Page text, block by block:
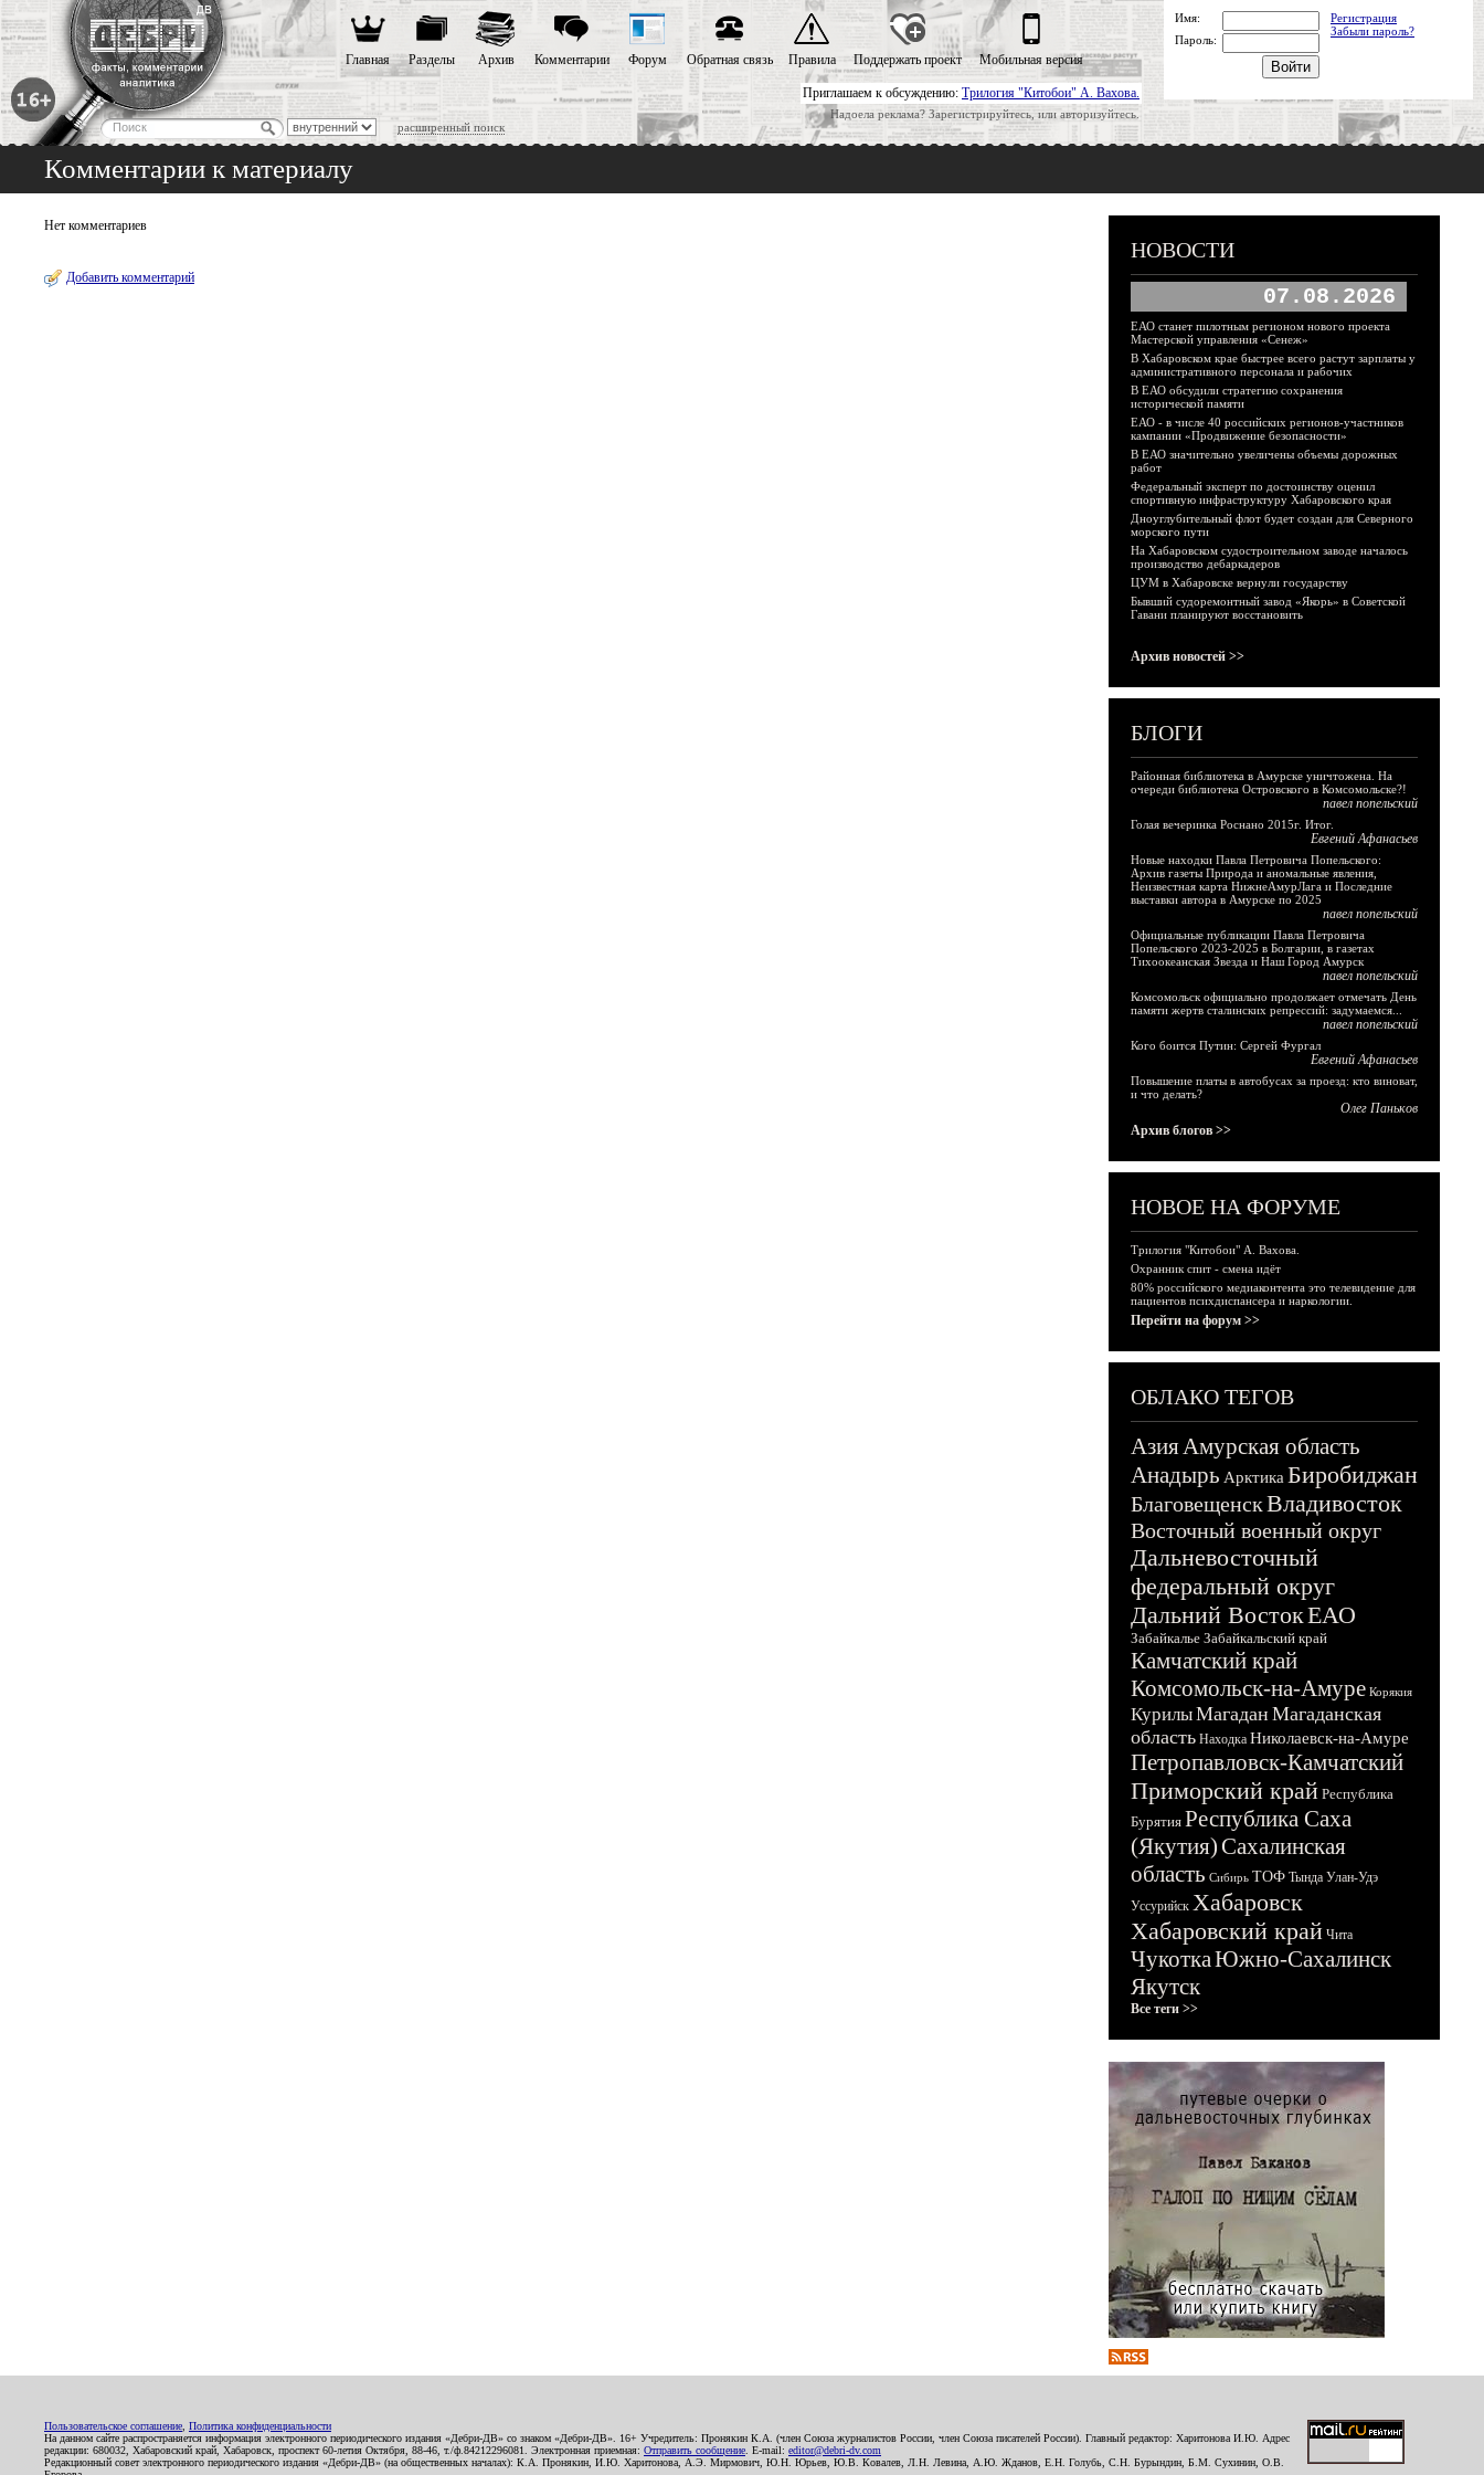
Приглашаем к обсуждению: Трилогия "Китобои" А. Вахова.
Надоела реклама? Зарегистрируйтесь, или авторизуйтесь.
расширенный поиск
Главная Разделы Архив Комментарии Форум Обратная связь Правила Поддержать проект Мобильная версия
Имя:
Регистрация
Забыли пароль?
Пароль:
Комментарии к материалу
Нет комментариев
Добавить комментарий
НОВОСТИ
07.08.2026
ЕАО станет пилотным регионом нового проекта
Мастерской управления «Сенеж»
В Хабаровском крае быстрее всего растут зарплаты у
административного персонала и рабочих
В ЕАО обсудили стратегию сохранения
исторической памяти
ЕАО - в числе 40 российских регионов-участников
кампании «Продвижение безопасности»
В ЕАО значительно увеличены объемы дорожных
работ
Федеральный эксперт по достоинству оценил
спортивную инфраструктуру Хабаровского края
Дноуглубительный флот будет создан для Северного
морского пути
На Хабаровском судостроительном заводе началось
производство дебаркадеров
ЦУМ в Хабаровске вернули государству
Бывший судоремонтный завод «Якорь» в Советской
Гавани планируют восстановить
Архив новостей >>
БЛОГИ
Районная библиотека в Амурске уничтожена. На
очереди библиотека Островского в Комсомольске?!
павел попельский
Голая вечеринка Роснано 2015г. Итог.
Евгений Афанасьев
Новые находки Павла Петровича Попельского:
Архив газеты Природа и аномальные явления,
Неизвестная карта НижнеАмурЛага и Последние
выставки автора в Амурске по 2025
павел попельский
Официальные публикации Павла Петровича
Попельского 2023-2025 в Болгарии, в газетах
Тихоокеанская Звезда и Наш Город Амурск
павел попельский
Комсомольск официально продолжает отмечать День
памяти жертв сталинских репрессий: задумаемся...
павел попельский
Кого боится Путин: Сергей Фургал
Евгений Афанасьев
Повышение платы в автобусах за проезд: кто виноват,
и что делать?
Олег Паньков
Архив блогов >>
НОВОЕ НА ФОРУМЕ
Трилогия "Китобои" А. Вахова.
Охранник спит - смена идёт
80% российского медиаконтента это телевидение для
пациентов психдиспансера и наркологии.
Перейти на форум >>
ОБЛАКО ТЕГОВ
АзияАмурская область
Анадырь Арктика Биробиджан
БлаговещенскВладивосток
Восточный военный округ
Дальневосточный
федеральный округ
Дальний ВостокЕАО
Забайкалье Забайкальский край
Камчатский край
Комсомольск-на-Амуре Корякия
КурилыМагадан Магаданская
область Находка Николаевск-на-Амуре
Петропавловск-Камчатский
Приморский край Республика
Бурятия Республика Саха
(Якутия)Сахалинская
область Сибирь ТОФ Тында Улан-Удэ
Уссурийск Хабаровск
Хабаровский край Чита
ЧукоткаЮжно-Сахалинск
Якутск
Все теги >>
Пользовательское соглашение Политика конфиденциальности
На данном сайте распространяется информация электронного периодического издания «Дебри-ДВ» со знаком «Дебри-ДВ». 16+ Учредитель: Пронякин К.А. (член Союза журналистов России, член Союза писателей России). Главный редактор: Харитонова И.Ю. Адрес
редакции: 680032, Хабаровский край, Хабаровск, проспект 60-летия Октября, 88-46, т./ф.84212296081. Электронная приемная: Отправить сообщение . E-mail: editor@debri-dv.com
Редакционный совет электронного периодического издания «Дебри-ДВ» (на общественных началах): К.А. Пронякин, И.Ю. Харитонова, А.Э. Мирмович, Ю.Н. Юрьев, Ю.В. Ковалев, Л.Н. Левина, А.Ю. Жданов, Е.Н. Голубь, С.Н. Бурындин, Б.М. Сухинин, О.В.